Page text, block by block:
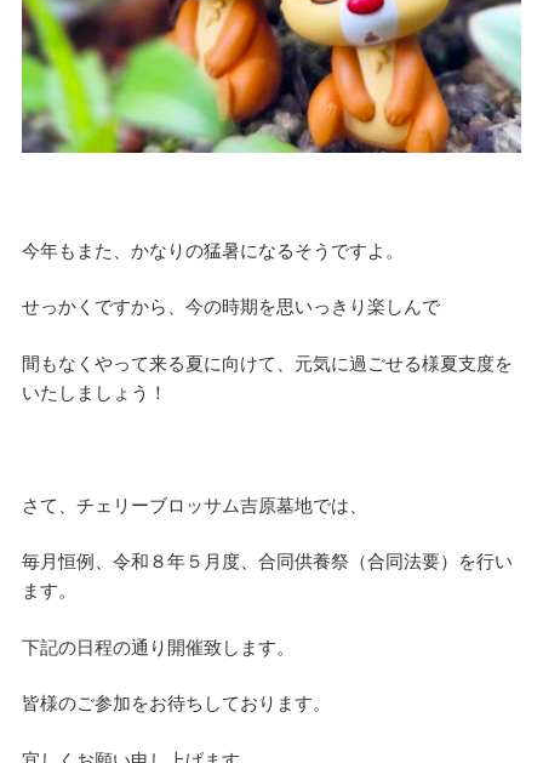
今年もまた、かなりの猛暑になるそうですよ。
せっかくですから、今の時期を思いっきり楽しんで
間もなくやって来る夏に向けて、元気に過ごせる様夏支度を
いたしましょう！
さて、チェリーブロッサム吉原墓地では、
毎月恒例、令和８年５月度、合同供養祭（合同法要）を行い
ます。
下記の日程の通り開催致します。
皆様のご参加をお待ちしております。